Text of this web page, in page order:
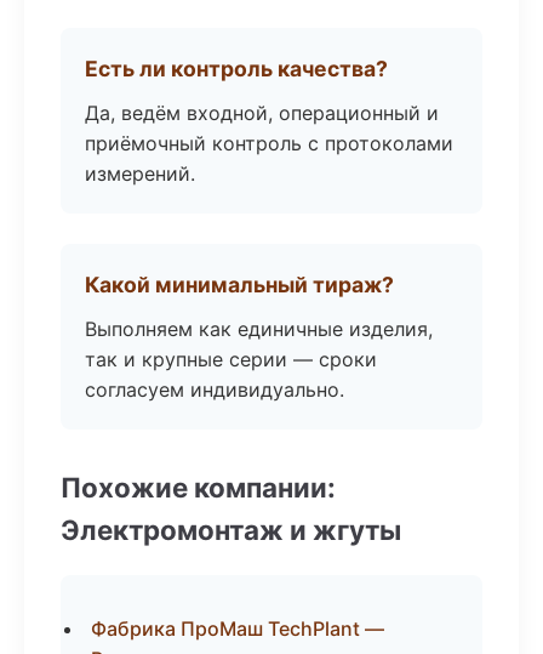
Есть ли контроль качества?
Да, ведём входной, операционный и
приёмочный контроль с протоколами
измерений.
Какой минимальный тираж?
Выполняем как единичные изделия,
так и крупные серии — сроки
согласуем индивидуально.
Похожие компании:
Электромонтаж и жгуты
Фабрика ПроМаш TechPlant —